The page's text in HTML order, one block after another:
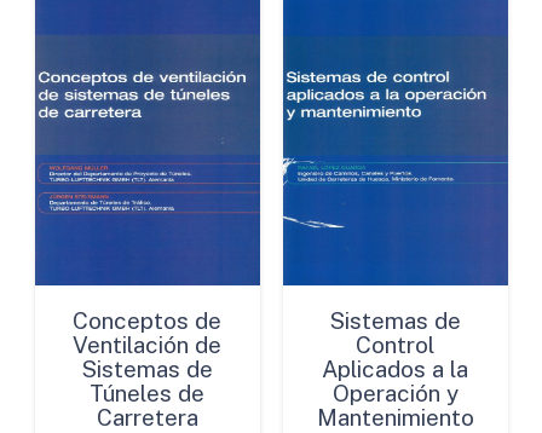
Conceptos de
Ventilación de
Sistemas de
Túneles de
Carretera
Sistemas de
Control
Aplicados a la
Operación y
Mantenimiento